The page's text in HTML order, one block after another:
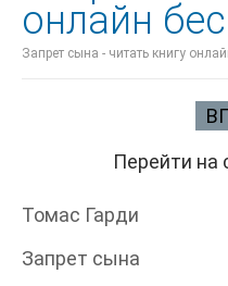
онлайн
Запрет сына - читать книгу
Перейти на
Томас Гарди
Запрет сына